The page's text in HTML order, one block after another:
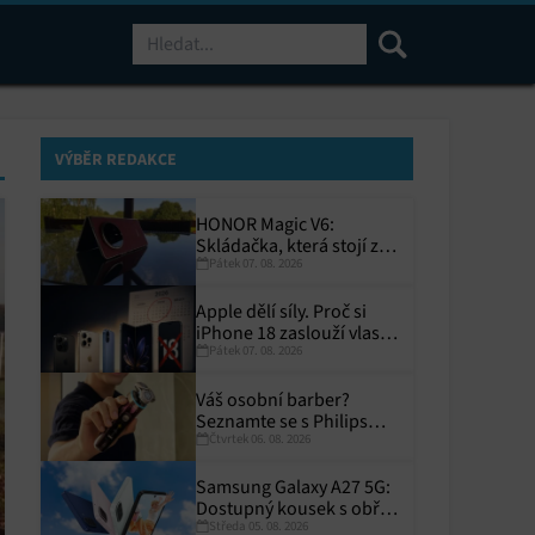
VÝBĚR REDAKCE
HONOR Magic V6:
Skládačka, která stojí za
toPátek 07. 08. 2026
Apple dělí síly. Proč si
iPhone 18 zaslouží vlastní
termín?
Pátek 07. 08. 2026
Váš osobní barber?
Seznamte se s Philips
i9000 Prestige Ultra
Čtvrtek 06. 08. 2026
Samsung Galaxy A27 5G:
Dostupný kousek s obřím
displejem
Středa 05. 08. 2026